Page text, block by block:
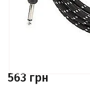
563 грн